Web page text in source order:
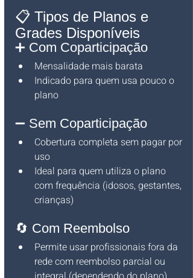
📋 Tipos de Planos e
Grades Disponíveis
➕ Com Coparticipação
Mensalidade mais barata
Indicado para quem usa pouco o
plano
➖ Sem Coparticipação
Cobertura completa sem pagar por
uso
Ideal para quem utiliza o plano
com frequência (idosos, gestantes,
crianças)
🔄 Com Reembolso
Permite usar profissionais fora da
rede com reembolso parcial ou